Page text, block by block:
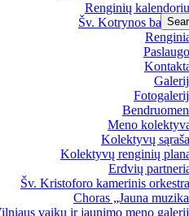
Renginių
Šv. Kotrynos
Meno
Kolektyvų
Kolektyvų renginių
Erdvių
Šv. Kristoforo kamerinis
Choras „Jauna
vaikų ir jaunimo meno